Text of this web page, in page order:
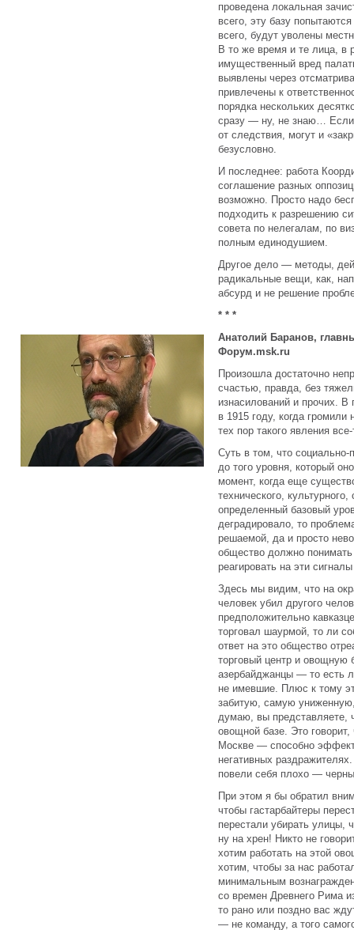
проведена локальная
всего, эту базу
всего, будут уволены
В то же время и те лица, в
имущественный вред
выявлены через
привлечены к
порядка нескольких
сразу — ну, не знаю… Если
от следствия, могут и
безусловно.
И последнее: работа
соглашение разных
возможно. Просто надо
подходить к разрешению
совета по нелегалам, по
полным единодушием.
Другое дело — методы,
радикальные вещи, как,
абсурд и не решение
* * *
Анатолий Баранов,
Форум.msk.ru
Произошла достаточно
счастью, правда, без
изнасилований и прочих.
в 1915 году, когда
тех пор такого явления
Суть в том, что
до того уровня, который
момент, когда еще
технического,
определенный базовый
деградировало, то
решаемой, да и просто
общество должно
реагировать на эти
Здесь мы видим, что на
человек убил другого
предположительно
торговал шаурмой, то ли
ответ на это общество
торговый центр и овощную
азербайджанцы — то есть
не имевшие. Плюс к тому
забитую, самую
думаю, вы представляете,
овощной базе. Это
Москве — способно
негативных
повели себя плохо —
При этом я бы обратил
чтобы гастарбайтеры
перестали убирать улицы,
ну на хрен! Никто не
хотим работать на этой
хотим, чтобы за нас
минимальным
со времен Древнего Рима
то рано или поздно вас
— не команду, а того